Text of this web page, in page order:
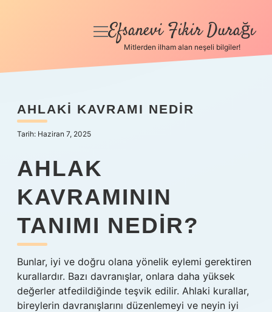
Anasayfa
Yasal Uyarı
menüyü
Efsanevi Fikir Durağı
Mitlerden ilham alan neşeli bilgiler!
AHLAKI KAVRAMI NEDIR
Tarih: Haziran 7, 2025
AHLAK
KAVRAMININ
TANIMI NEDIR?
Bunlar, iyi ve doğru olana yönelik eylemi gerektiren
kurallardır. Bazı davranışlar, onlara daha yüksek
değerler atfedildiğinde teşvik edilir. Ahlaki kurallar,
bireylerin davranışlarını düzenlemeyi ve neyin iyi